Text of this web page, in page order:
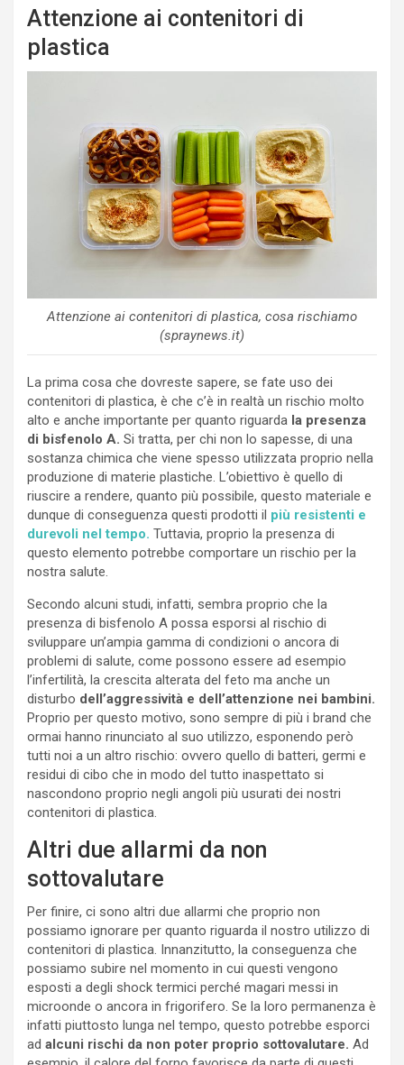
Attenzione ai contenitori di
plastica
Attenzione ai contenitori di plastica, cosa rischiamo
(spraynews.it)
La prima cosa che dovreste sapere, se fate uso dei
contenitori di plastica, è che c’è in realtà un rischio molto
alto e anche importante per quanto riguarda la presenza
di bisfenolo A. Si tratta, per chi non lo sapesse, di una
sostanza chimica che viene spesso utilizzata proprio nella
produzione di materie plastiche. L’obiettivo è quello di
riuscire a rendere, quanto più possibile, questo materiale e
dunque di conseguenza questi prodotti il più resistenti e
durevoli nel tempo. Tuttavia, proprio la presenza di
questo elemento potrebbe comportare un rischio per la
nostra salute.
Secondo alcuni studi, infatti, sembra proprio che la
presenza di bisfenolo A possa esporsi al rischio di
sviluppare un’ampia gamma di condizioni o ancora di
problemi di salute, come possono essere ad esempio
l’infertilità, la crescita alterata del feto ma anche un
disturbo dell’aggressività e dell’attenzione nei bambini.
Proprio per questo motivo, sono sempre di più i brand che
ormai hanno rinunciato al suo utilizzo, esponendo però
tutti noi a un altro rischio: ovvero quello di batteri, germi e
residui di cibo che in modo del tutto inaspettato si
nascondono proprio negli angoli più usurati dei nostri
contenitori di plastica.
Altri due allarmi da non
sottovalutare
Per finire, ci sono altri due allarmi che proprio non
possiamo ignorare per quanto riguarda il nostro utilizzo di
contenitori di plastica. Innanzitutto, la conseguenza che
possiamo subire nel momento in cui questi vengono
esposti a degli shock termici perché magari messi in
microonde o ancora in frigorifero. Se la loro permanenza è
infatti piuttosto lunga nel tempo, questo potrebbe esporci
ad alcuni rischi da non poter proprio sottovalutare. Ad